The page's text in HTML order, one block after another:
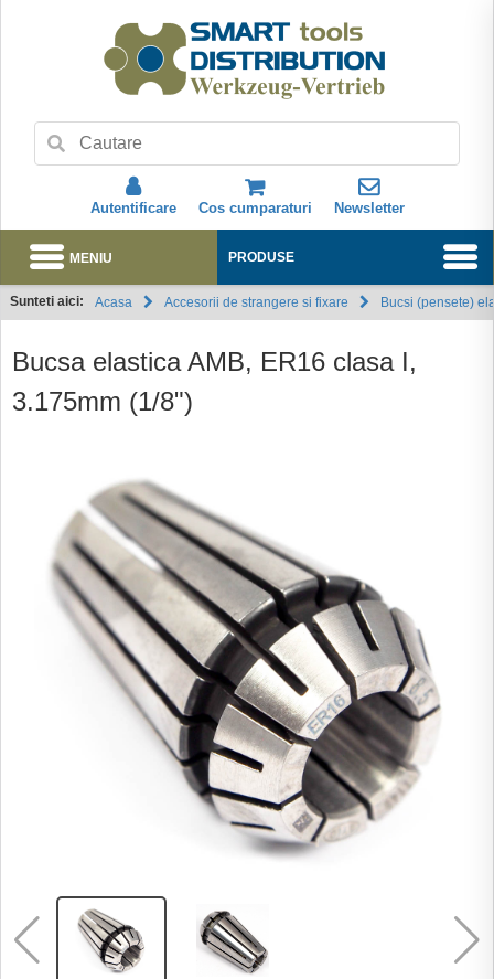
Autentificare Cos cumparaturi Newsletter
Abonare
PRODUSE
MENIU
Sunteti aici: Acasa Bucsi (pensete)
Accesorii de strangere si fixare
Bucsa elastica AMB, ER16 clasa I,
3.175mm (1/8")